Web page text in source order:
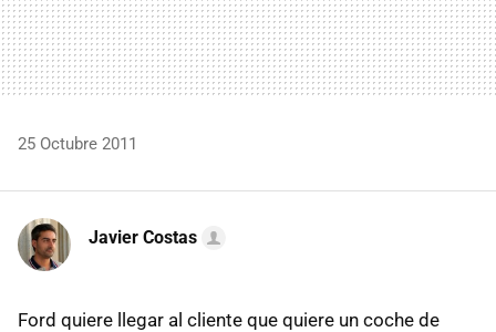
25 Octubre 2011
Javier Costas
Ford quiere llegar al cliente que quiere un coche de